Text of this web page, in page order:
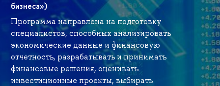
бизнеса»)
Программа направлена на подготовку
специалистов, способных анализировать
экономические данные и финансовую
отчетность, разрабатывать и принимать
финансовые решения, оценивать
инвестиционные проекты, выбирать